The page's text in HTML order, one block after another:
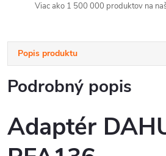
Viac ako 1 500 000 produktov na
Popis produktu
Podrobný popis
Adaptér